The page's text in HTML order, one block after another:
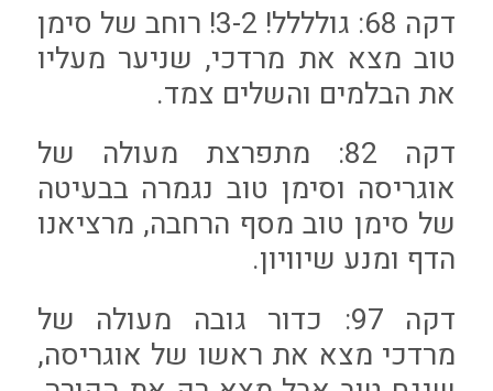
דקה 68: גולללל! 3-2! רוחב של סימן
טוב מצא את מרדכי, שניער מעליו
את הבלמים והשלים צמד.
דקה 82: מתפרצת מעולה של
אוגריסה וסימן טוב נגמרה בבעיטה
של סימן טוב מסף הרחבה, מרציאנו
הדף ומנע שיוויון.
דקה 97: כדור גובה מעולה של
מרדכי מצא את ראשו של אוגריסה,